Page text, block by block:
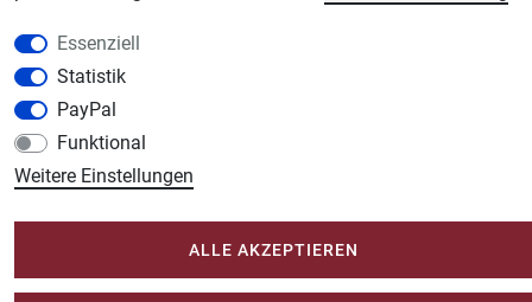
Plotter-City.com
Schneideplotter, Transferpressen, Siebdruck und Plotterfolien
Modellbau-City.com
Spiel.
Im-Shop-kaufen.de
Küchen Zubehör - Haus/Garten - Tierbedarf
Essenziell
Statistik
PayPal
Funktional
Weitere Einstellungen
ALLE AKZEPTIEREN